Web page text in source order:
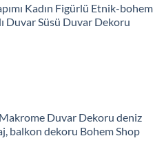
Kadın Figürlü Etnik-bohem
Duvar Süsü Duvar Dekoru
Makrome Duvar Dekoru deniz
balkon dekoru Bohem Shop